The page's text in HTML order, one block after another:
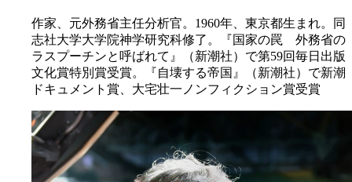
作家、元外務省主任分析官。1960年、東京都生まれ。同
志社大学大学院神学研究科修了。『国家の罠 外務省の
ラスプーチンと呼ばれて』（新潮社）で第59回毎日出版
文化賞特別賞受賞。『自壊する帝国』（新潮社）で新潮
ドキュメント賞、大宅壮一ノンフィクション賞受賞